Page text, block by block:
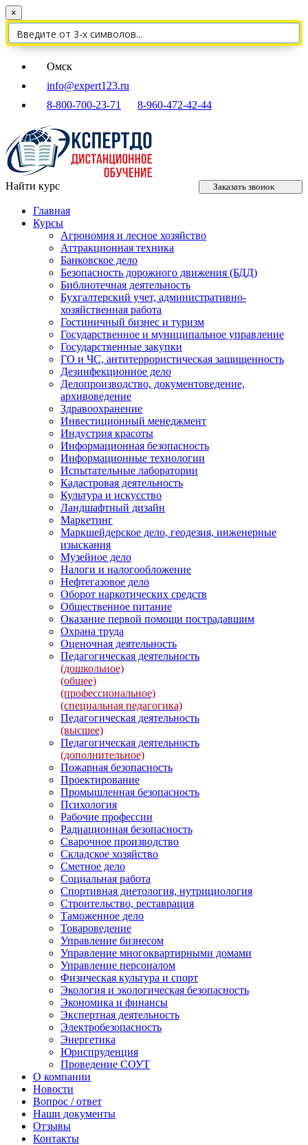
×
Омск
info@expert123.ru
8-800-700-23-71
8-960-472-42-44
Найти курс Заказать звонок
Главная
Курсы
Агрономия и лесное хозяйство
Аттракционная техника
Банковское дело
Безопасность дорожного движения (БДД)
Библиотечная деятельность
Бухгалтерский учет, административно-
хозяйственная работа
Гостиничный бизнес и туризм
Государственное и муниципальное управление
Государственные закупки
ГО и ЧС, антитеррористическая защищенность
Дезинфекционное дело
Делопроизводство, документоведение,
архивоведение
Здравоохранение
Инвестиционный менеджмент
Индустрия красоты
Информационная безопасность
Информационные технологии
Испытательные лаборатории
Кадастровая деятельность
Культура и искусство
Ландшафтный дизайн
Маркетинг
Маркшейдерское дело, геодезия, инженерные
изыскания
Музейное дело
Налоги и налогообложение
Нефтегазовое дело
Оборот наркотических средств
Общественное питание
Оказание первой помощи пострадавшим
Охрана труда
Оценочная деятельность
Педагогическая деятельность
(дошкольное)
(общее)
(профессиональное)
(специальная педагогика)
Педагогическая деятельность
(высшее)
Педагогическая деятельность
(дополнительное)
Пожарная безопасность
Проектирование
Промышленная безопасность
Психология
Рабочие профессии
Радиационная безопасность
Сварочное производство
Складское хозяйство
Сметное дело
Социальная работа
Спортивная диетология, нутрициология
Строительство, реставрация
Таможенное дело
Товароведение
Управление бизнесом
Управление многоквартирными домами
Управление персоналом
Физическая культура и спорт
Экология и экологическая безопасность
Экономика и финансы
Экспертная деятельность
Электробезопасность
Энергетика
Юриспруденция
Проведение СОУТ
О компании
Новости
Вопрос / ответ
Наши документы
Отзывы
Контакты